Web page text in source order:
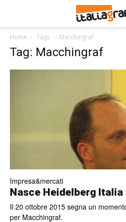
Home Tags Macchingraf
Tag: Macchingraf
Impresa&mercati
Nasce Heidelberg Italia
Il 20 ottobre 2015 segna un
per Macchingraf.